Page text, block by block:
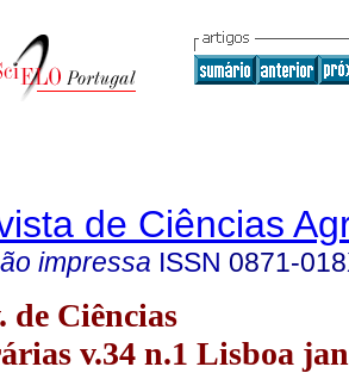
de Ciências
impressa ISSN 0871-
de Ciências
v.34 n.1 Lisboa